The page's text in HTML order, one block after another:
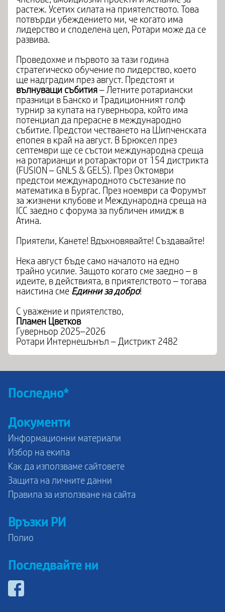
растеж. Усетих силата на приятелството. Това
потвърди убеждението ми, че когато има
лидерство и споделена цел, Ротари може да се
развива.
Проведохме и първото за тази година
стратегическо обучение по лидерство, което
ще надградим през август. Предстоят и
вълнуващи събития – Летните ротариански
празници в Банско и Традиционният голф
турнир за купата на гуверньора, който има
потенциал да прерасне в международно
събитие. Предстои честването на Шипченската
епопея в край на август. В Брюксел през
септември ще се състои международна среща
на ротарианци и ротарактори от 154 дистрикта
(FUSION – GNLS & GELS). През Октомври
предстои международното състезание по
математика в Бургас. През ноември са Форумът
за жизнени клубове и Международна среща на
ICC заедно с форума за публичен имидж в
Атина.
Приятели, Канете! Вдъхновявайте! Създавайте!
Нека август бъде само началото на едно
трайно усилие. Защото когато сме заедно – в
идеите, в действията, в приятелството – тогава
наистина сме Единни за добро!
С уважение и приятелство,
Пламен Цветков
Гуверньор 2025–2026
Ротари Интернешънъл – Дистрикт 2482
Последно*
Документи
Информационни материали
Избор на екипа
Как да използваме сайтовете
Защита на личните данни
Правила за използване на сайта
Връзки РИ
Полио
Последвайте ни